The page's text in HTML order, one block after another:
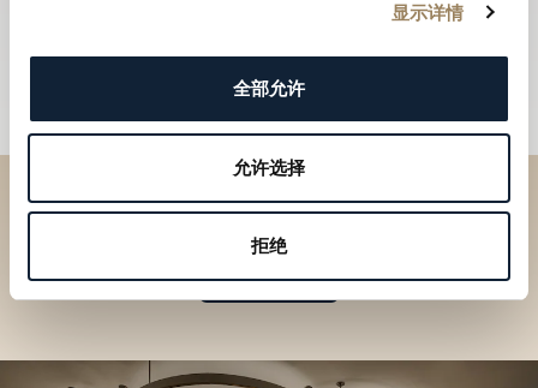
显示详情
全部允许
允许选择
拒绝
到访精品店探索品牌系列
寻找精品店